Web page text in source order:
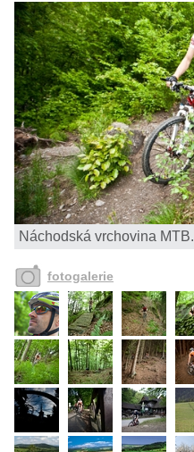
Náchodská vrchovina MTB.
fotogalerie